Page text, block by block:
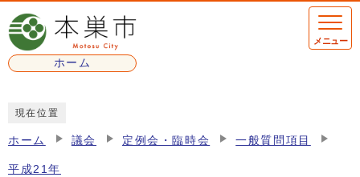
ページの先頭です
ホーム
メニュー
現在位置
ホーム 議会 定例会・臨時会 一般質問項目
平成21年